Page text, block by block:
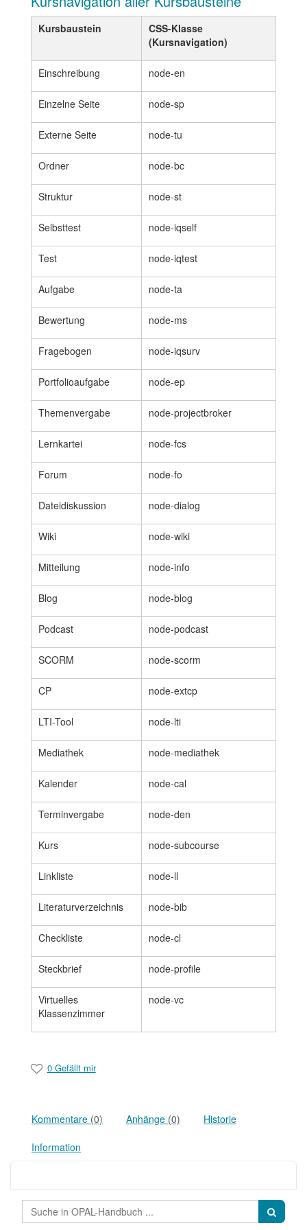
Kursbaustein
CSS-Klasse
(Kursnavigation)
Einschreibung node-en
Einzelne Seite node-sp
Externe Seite node-tu
Ordner node-bc
Struktur node-st
Selbsttest node-iqself
Test node-iqtest
Aufgabe node-ta
Bewertung node-ms
Fragebogen node-iqsurv
Portfolioaufgabe node-ep
Themenvergabe node-projectbroker
Lernkartei node-fcs
Forum node-fo
Dateidiskussion node-dialog
Wiki node-wiki
Mitteilung node-info
Blog node-blog
Podcast node-podcast
SCORM node-scorm
CP node-extcp
LTI-Tool node-lti
Mediathek node-mediathek
Kalender node-cal
Terminvergabe node-den
Kurs node-subcourse
Linkliste node-ll
Literaturverzeichnis node-bib
Checkliste node-cl
Steckbrief node-profile
Virtuelles
Klassenzimmer
node-vc
0 Gefällt mir
Kommentare (0) Anhänge (0) Historie
Information